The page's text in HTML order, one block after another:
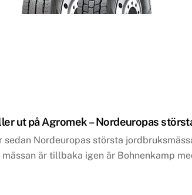
ut på Agromek – Nordeuropas
sedan Nordeuropas största
mässan är tillbaka igen är Bohnenkamp